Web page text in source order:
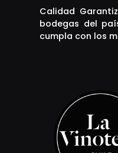
Mahou
Malibú
Manchester
Neyen
Noilly Prat
Oveja Negra
Pargua
Perez Cruz
Calidad
bodegas del
cumpla con los